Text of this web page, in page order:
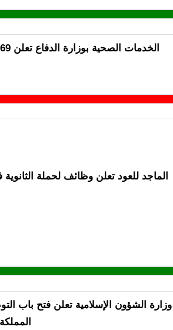
الخدمات الصحية بوزارة الدفاع تعلن 3569 وظيفة بجميع مناطق المملكة
الماجد للعود تعلن وظائف لحملة
وزارة الشؤون الإسلامية تعلن فتح باب
المملكة